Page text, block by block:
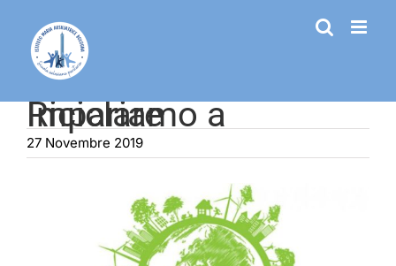
contenuto
Impariamo a Riciclare
27 Novembre 2019